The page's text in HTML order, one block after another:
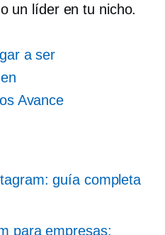
un líder en tu nicho.
a ser
en
Avance
guía completa
para empresas: